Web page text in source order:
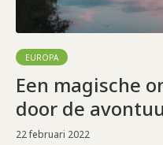
EUROPA
Een magische
door de
22 februari 2022